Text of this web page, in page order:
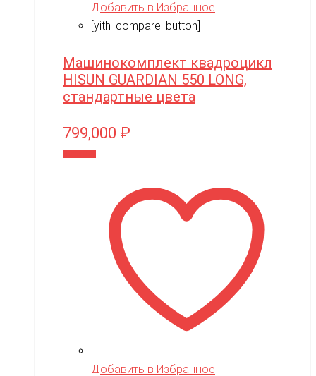
Добавить в Избранное
[yith_compare_button]
Машинокомплект квадроцикл
HISUN GUARDIAN 550 LONG,
стандартные цвета
799,000 ₽
Добавить в Избранное